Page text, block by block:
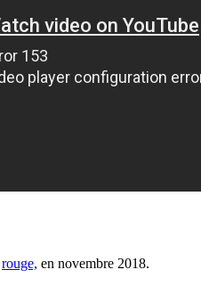
rouge, en novembre 2018.